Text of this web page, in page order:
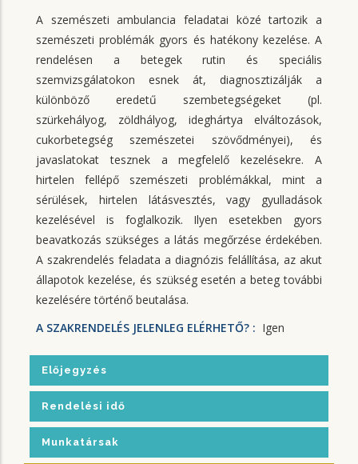
A szemészeti ambulancia feladatai közé tartozik a
szemészeti problémák gyors és hatékony kezelése. A
rendelésen a betegek rutin és speciális
szemvizsgálatokon esnek át, diagnosztizálják a
különböző eredetű szembetegségeket (pl.
szürkehályog, zöldhályog, ideghártya elváltozások,
cukorbetegség szemészetei szövődményei), és
javaslatokat tesznek a megfelelő kezelésekre. A
hirtelen fellépő szemészeti problémákkal, mint a
sérülések, hirtelen látásvesztés, vagy gyulladások
kezelésével is foglalkozik. Ilyen esetekben gyors
beavatkozás szükséges a látás megőrzése érdekében.
A szakrendelés feladata a diagnózis felállítása, az akut
állapotok kezelése, és szükség esetén a beteg további
kezelésére történő beutalása.
A SZAKRENDELÉS JELENLEG ELÉRHETŐ? : Igen
Előjegyzés
Rendelési idő
Munkatársak